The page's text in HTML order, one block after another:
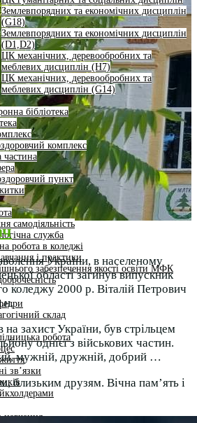
Землевпорядних та економічних дисциплін
(G18)
Землевпорядних та економічних дисциплін
(D1,D2)
ЦК механічних, деревообробних та
меблевих дисциплін (H7)
ЦК механічних, деревообробних та
меблевих дисциплін (G14)
бібліотека
комплекс
частина
пункт
самодіяльність
служба
робота в коледжі
і практики
забезпечення якості освіти МФК
склад
робота
зв’язки
України, в населеному
області загинув випускник
коледжу 2000 р. Віталій Петрович
на захист України, був стрільцем
однієї з військових частин.
мужній, дружній, добрий …
близьким друзям. Вічна пам’ять і